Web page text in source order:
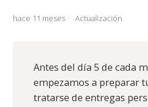
hace 11 meses Actualización
Antes del día 5 de cada
empezamos a preparar
tratarse de entregas